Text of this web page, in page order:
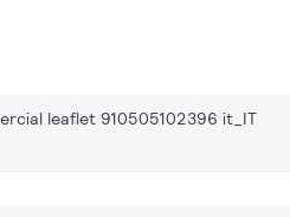
leaflet 910505102396 it_IT